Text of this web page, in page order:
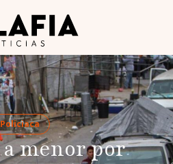
Policiaca
menor por